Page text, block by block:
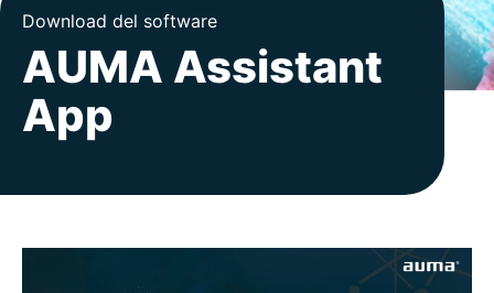
Impresa
Contatto
Download del software
AUMA Assistant
App